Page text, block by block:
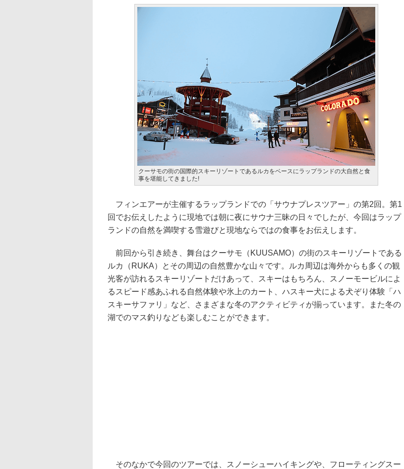
クーサモの街の国際的スキーリゾートであるルカをベースにラップランドの大自然と食
事を堪能してきました!
フィンエアーが主催するラップランドでの「サウナプレスツアー」の第2回。第1
回でお伝えしたように現地では朝に夜にサウナ三昧の日々でしたが、今回はラップ
ランドの自然を満喫する雪遊びと現地ならではの食事をお伝えします。
前回から引き続き、舞台はクーサモ（KUUSAMO）の街のスキーリゾートである
ルカ（RUKA）とその周辺の自然豊かな山々です。ルカ周辺は海外からも多くの観
光客が訪れるスキーリゾートだけあって、スキーはもちろん、スノーモービルによ
るスピード感あふれる自然体験や氷上のカート、ハスキー犬による犬ぞり体験「ハ
スキーサファリ」など、さまざまな冬のアクティビティが揃っています。また冬の
湖でのマス釣りなども楽しむことができます。
そのなかで今回のツアーでは、スノーシューハイキングや、フローティングスー